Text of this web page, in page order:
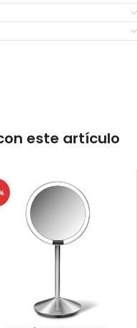
este artículo